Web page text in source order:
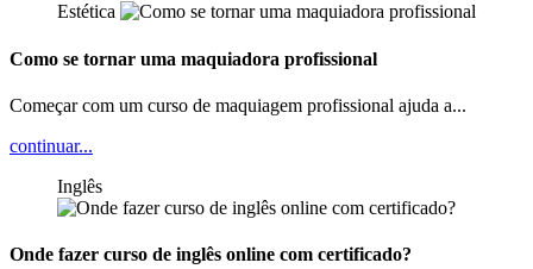
Estética
Como se tornar uma maquiadora profissional
Começar com um curso de maquiagem profissional ajuda a...
continuar...
Inglês
Onde fazer curso de inglês online com certificado?